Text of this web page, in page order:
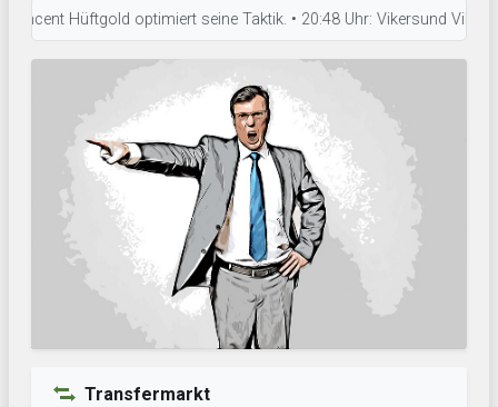
Hüftgold optimiert seine Taktik. • 20:48 Uhr: Vikersund Vikings hat
Transfermarkt